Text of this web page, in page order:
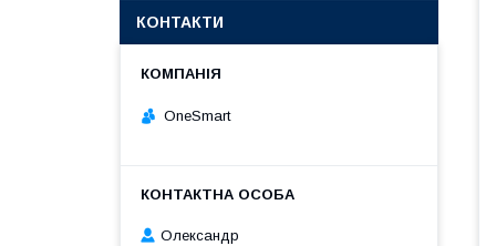
КОНТАКТИ
OneSmart
Олександр